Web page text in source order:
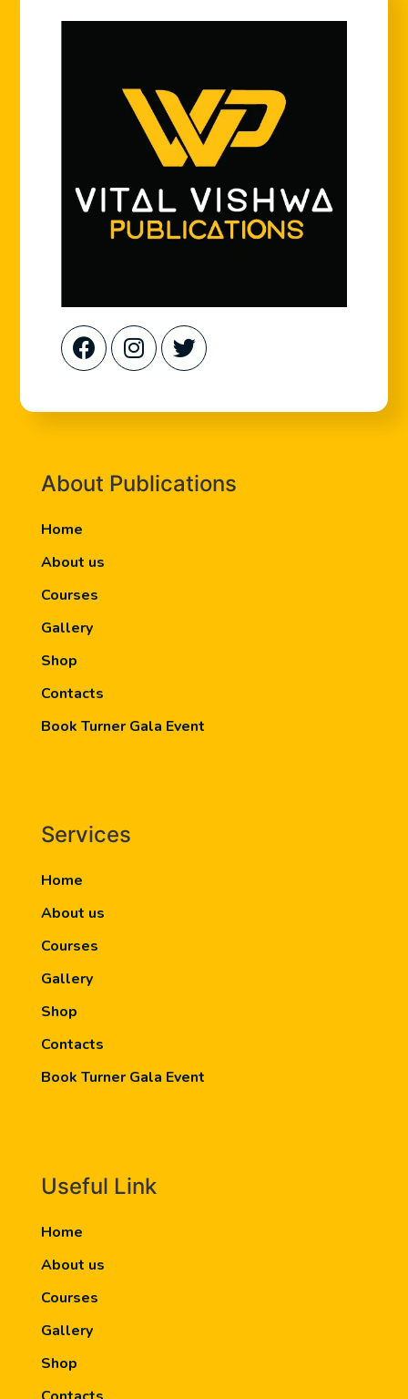
About Publications
Home
About us
Courses
Gallery
Shop
Contacts
Book Turner Gala Event
Services
Home
About us
Courses
Gallery
Shop
Contacts
Book Turner Gala Event
Useful Link
Home
About us
Courses
Gallery
Shop